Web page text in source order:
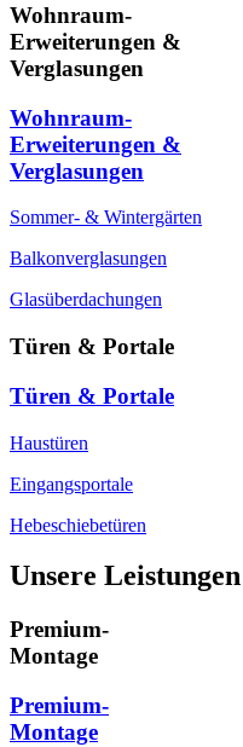
Wohnraum-
Erweiterungen &
Verglasungen
Wohnraum-
Erweiterungen &
Verglasungen
Sommer- & Wintergärten
Balkonverglasungen
Glasüberdachungen
Türen & Portale
Türen & Portale
Haustüren
Eingangsportale
Hebeschiebetüren
Unsere Leistungen
Premium-
Montage
Premium-
Montage